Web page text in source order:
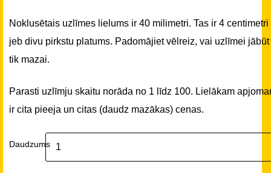
Noklusētais uzlīmes lielums ir 40 milimetri. Tas ir 4 centimetri
jeb divu pirkstu platums. Padomājiet vēlreiz, vai uzlīmei jābūt
tik mazai.
Parasti uzlīmju skaitu norāda no 1 līdz 100. Lielākam
ir cita pieeja un citas (daudz mazākas) cenas.
Daudzums